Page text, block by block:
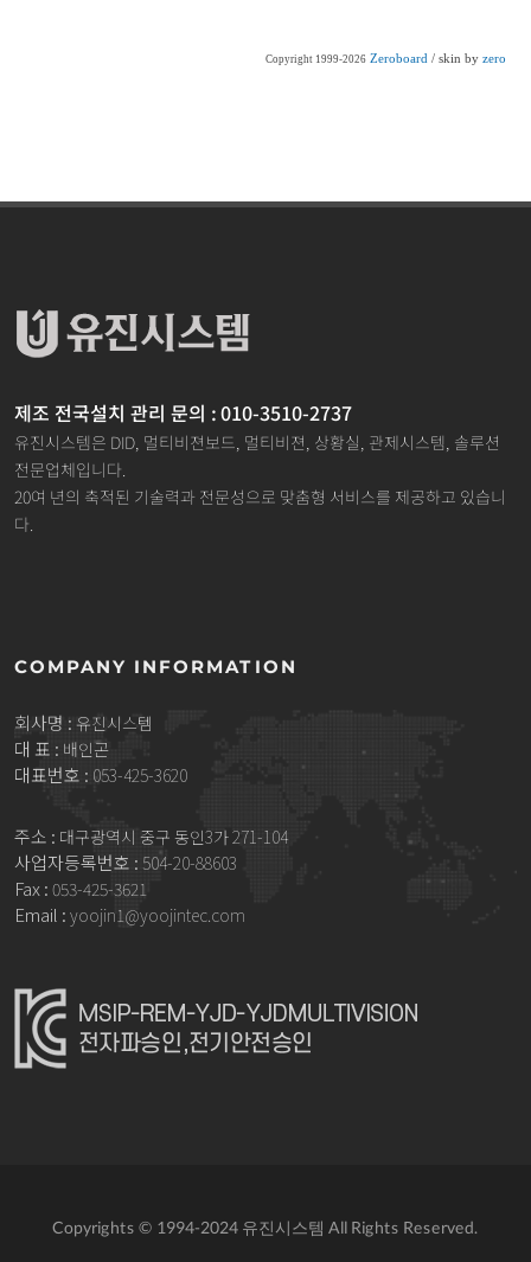
Copyright 1999-2026 Zeroboard / skin by zero
제조 전국설치 관리 문의 : 010-3510-2737
유진시스템은 DID, 멀티비젼보드, 멀티비젼, 상황실, 관제시스템, 솔루션
전문업체입니다.
20여 년의 축적된 기술력과 전문성으로 맞춤형 서비스를 제공하고 있습니
다.
COMPANY INFORMATION
회사명 : 유진시스템
대 표 : 배인곤
대표번호 : 053-425-3620
주소 : 대구광역시 중구 동인3가 271-104
사업자등록번호 : 504-20-88603
Fax : 053-425-3621
Email : yoojin1@yoojintec.com
Copyrights © 1994-2024 유진시스템 All Rights Reserved.